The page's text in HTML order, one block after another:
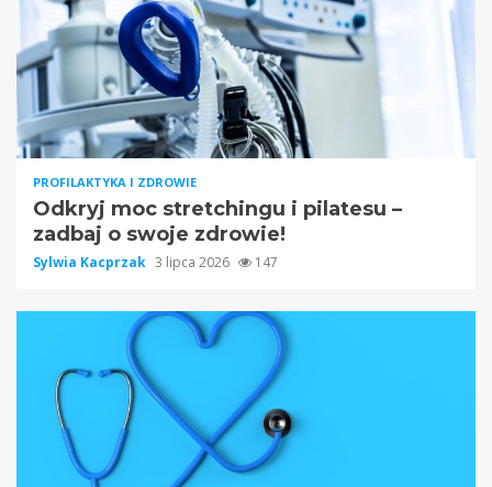
PROFILAKTYKA I ZDROWIE
Odkryj moc stretchingu i pilatesu –
zadbaj o swoje zdrowie!
Sylwia Kacprzak 3 lipca 2026 147